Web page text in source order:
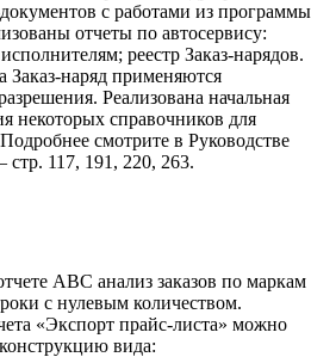
с работами из программы
отчеты по автосервису:
реестр Заказ-нарядов.
Заказ-наряд применяются
Реализована начальная
некоторых справочников для
смотрите в Руководстве
стр. 117, 191, 220, 263.
ABC анализ заказов по маркам
с нулевым количеством.
«Экспорт прайс-листа» можно
вида: